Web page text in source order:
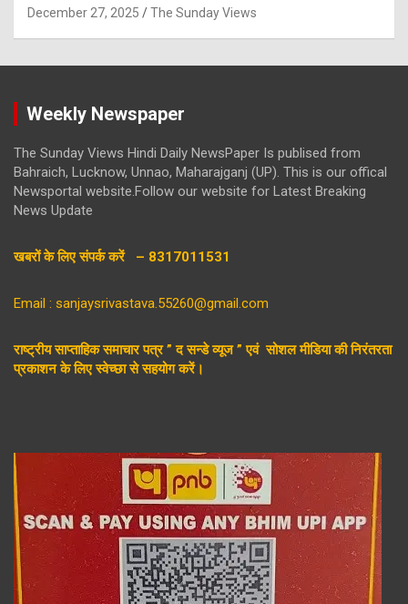
December 27, 2025 The Sunday Views
Weekly Newspaper
The Sunday Views Hindi Daily NewsPaper Is publised from
Bahraich, Lucknow, Unnao, Maharajganj (UP). This is our offical
Newsportal website.Follow our website for Latest Breaking
News Update
खबरों के लिए संपर्क करें – 8317011531
Email : sanjaysrivastava.55260@gmail.com
राष्ट्रीय साप्ताहिक समाचार पत्र ” द सन्डे व्यूज ” एवं सोशल मीडिया की निरंतरता
प्रकाशन के लिए स्वेच्छा से सहयोग करें।